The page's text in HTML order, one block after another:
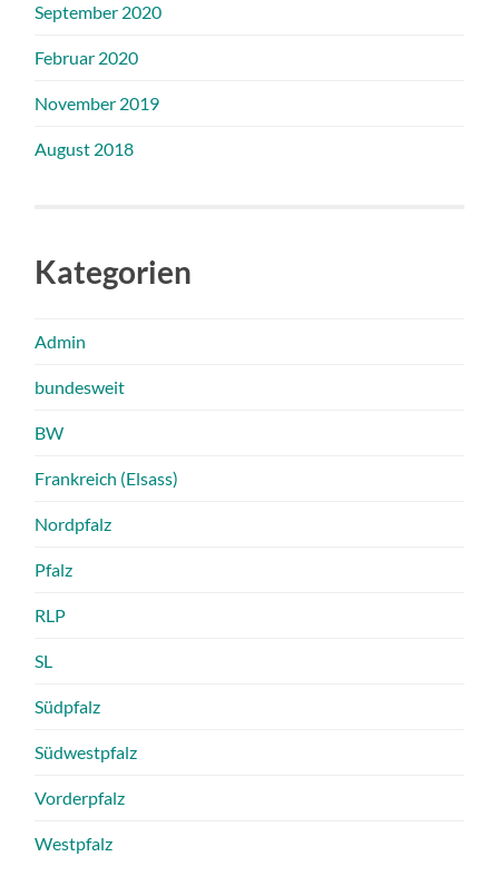
September 2020
Februar 2020
November 2019
August 2018
Kategorien
Admin
bundesweit
BW
Frankreich (Elsass)
Nordpfalz
Pfalz
RLP
SL
Südpfalz
Südwestpfalz
Vorderpfalz
Westpfalz